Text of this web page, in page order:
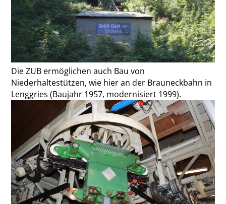
Die ZUB ermöglichen auch Bau von
Niederhaltestützen, wie hier an der Brauneckbahn in
Lenggries (Baujahr 1957, modernisiert 1999).